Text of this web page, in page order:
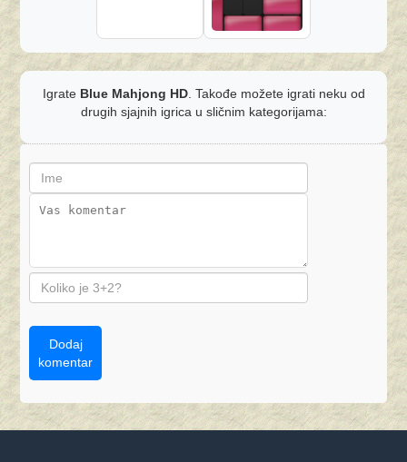
Igrate Blue Mahjong HD. Takođe možete igrati neku od
drugih sjajnih igrica u sličnim kategorijama:
Dodaj
komentar